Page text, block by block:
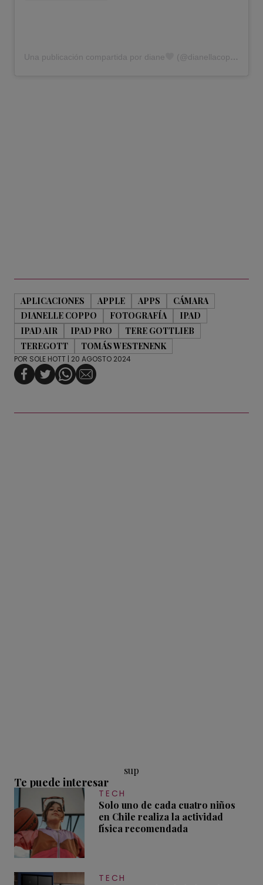
Una publicación compartida por diane (@dianellacoppo)
APLICACIONES APPLE APPS
CÁMARA
DIANELLE COPPO
FOTOGRAFÍA
IPAD
IPAD AIR
IPAD PRO
TERE GOTTLIEB
TEREGOTT
TOMÁS WESTENENK
POR SOLE HOTT | 20 AGOSTO 2024
sup
Te puede interesar
TECH
Solo uno de cada cuatro niños
en Chile realiza la actividad
física recomendada
TECH